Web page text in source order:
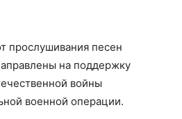
прослушивания песен
на поддержку
войны
военной операции.